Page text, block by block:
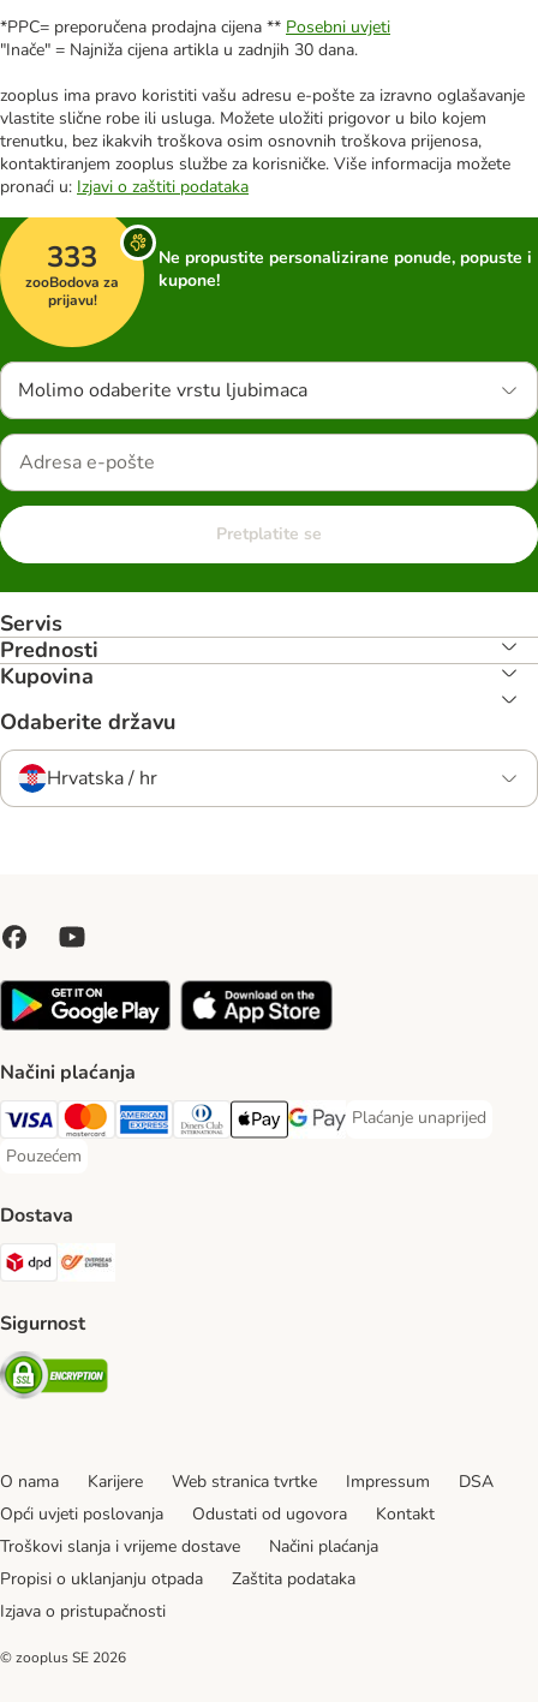
*PPC= preporučena prodajna cijena ** Posebni uvjeti
"Inače" = Najniža cijena artikla u zadnjih 30 dana.
zooplus ima pravo koristiti vašu adresu e-pošte za izravno oglašavanje
vlastite slične robe ili usluga. Možete uložiti prigovor u bilo kojem
trenutku, bez ikakvih troškova osim osnovnih troškova prijenosa,
kontaktiranjem zooplus službe za korisničke. Više informacija možete
pronaći u: Izjavi o zaštiti podataka
333
zooBodova za
prijavu!
Ne propustite personalizirane ponude, popuste i
kupone!
Molimo odaberite vrstu ljubimaca
Pretplatite se
Servis
Prednosti
Kupovina
Odaberite državu
Hrvatska / hr
Načini plaćanja
Visa Payment Method
MasterCard Payment Method
American Express Payment Method
Diners Club Payment Method
Payment MethodGoogle pay Payment Method
Plaćanje unaprijed
Plaćanje unaprijed
Pouzećem
Pouzećem Payment Method
Dostava
DPD Shipping Method
Sigurnost
Security
O nama Karijere Web stranica tvrtke Impressum
DSA
Opći uvjeti poslovanja
Odustati od ugovora
Kontakt
Troškovi slanja i vrijeme dostave
Načini plaćanja
Propisi o uklanjanju otpada
Zaštita podataka
Izjava o pristupačnosti
© zooplus SE 2026